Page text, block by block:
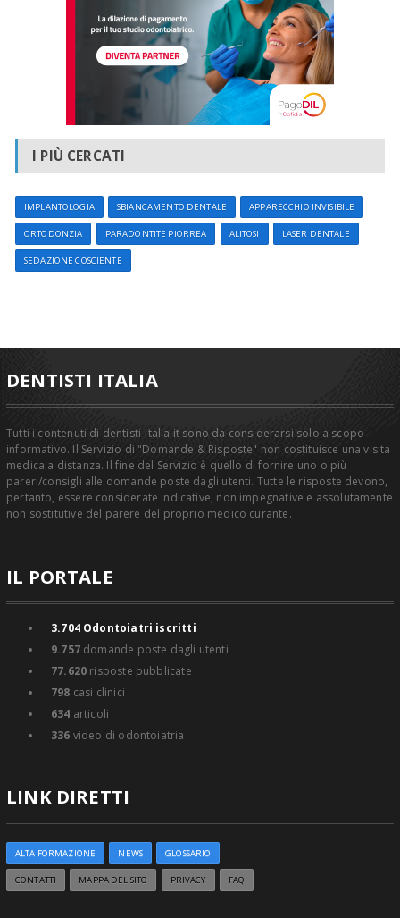
I PIÙ CERCATI
IMPLANTOLOGIA SBIANCAMENTO DENTALE APPARECCHIO INVISIBILE
ORTODONZIA PARADONTITE PIORREA ALITOSI LASER DENTALE
SEDAZIONE COSCIENTE
DENTISTI ITALIA
Tutti i contenuti di dentisti-italia.it sono da considerarsi solo a scopo
informativo. Il Servizio di "Domande & Risposte" non costituisce una visita
medica a distanza. Il fine del Servizio è quello di fornire uno o più
pareri/consigli alle domande poste dagli utenti. Tutte le risposte devono,
pertanto, essere considerate indicative, non impegnative e assolutamente
non sostitutive del parere del proprio medico curante.
IL PORTALE
3.704Odontoiatri iscritti
9.757domande poste dagli utenti
77.620 risposte pubblicate
798 casi clinici
634 articoli
336 video di odontoiatria
LINK DIRETTI
ALTA FORMAZIONE NEWS GLOSSARIO
CONTATTI MAPPA DEL SITO PRIVACY FAQ